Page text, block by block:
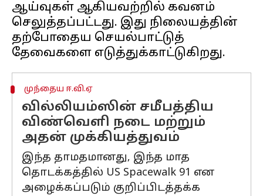
ஆய்வுகள் ஆகியவற்றில் கவனம்
செலுத்தப்பட்டது. இது நிலையத்தின்
தற்போதைய செயல்பாட்டுத்
முந்தைய ஈ.வி.ஏ
வில்லியம்ஸின் சமீபத்திய
விண்வெளி நடை மற்றும்
அதன் முக்கியத்துவம்
இந்த தாமதமானது, இந்த மாத
தொடக்கத்தில் US Spacewalk 91 என
அழைக்கப்படும் குறிப்பிடத்தக்க